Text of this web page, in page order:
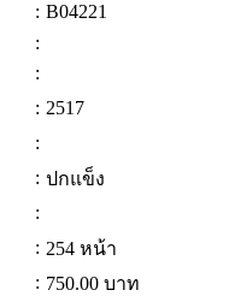
: B04221
:
:
: 2517
:
: ปกแข็ง
:
: 254 หน้า
: 750.00 บาท